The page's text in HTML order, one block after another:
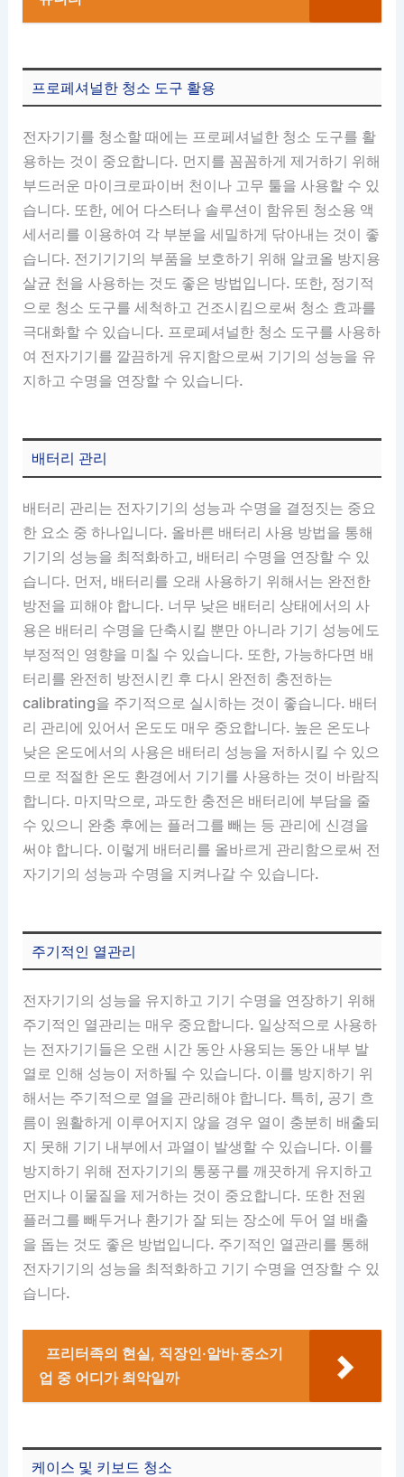
프로페셔널한 청소 도구 활용
전자기기를 청소할 때에는 프로페셔널한 청소 도구를 활
용하는 것이 중요합니다. 먼지를 꼼꼼하게 제거하기 위해
부드러운 마이크로파이버 천이나 고무 툴을 사용할 수 있
습니다. 또한, 에어 다스터나 솔루션이 함유된 청소용 액
세서리를 이용하여 각 부분을 세밀하게 닦아내는 것이 좋
습니다. 전기기기의 부품을 보호하기 위해 알코올 방지용
살균 천을 사용하는 것도 좋은 방법입니다. 또한, 정기적
으로 청소 도구를 세척하고 건조시킴으로써 청소 효과를
극대화할 수 있습니다. 프로페셔널한 청소 도구를 사용하
여 전자기기를 깔끔하게 유지함으로써 기기의 성능을 유
지하고 수명을 연장할 수 있습니다.
배터리 관리
배터리 관리는 전자기기의 성능과 수명을 결정짓는 중요
한 요소 중 하나입니다. 올바른 배터리 사용 방법을 통해
기기의 성능을 최적화하고, 배터리 수명을 연장할 수 있
습니다. 먼저, 배터리를 오래 사용하기 위해서는 완전한
방전을 피해야 합니다. 너무 낮은 배터리 상태에서의 사
용은 배터리 수명을 단축시킬 뿐만 아니라 기기 성능에도
부정적인 영향을 미칠 수 있습니다. 또한, 가능하다면 배
터리를 완전히 방전시킨 후 다시 완전히 충전하는
calibrating을 주기적으로 실시하는 것이 좋습니다. 배터
리 관리에 있어서 온도도 매우 중요합니다. 높은 온도나
낮은 온도에서의 사용은 배터리 성능을 저하시킬 수 있으
므로 적절한 온도 환경에서 기기를 사용하는 것이 바람직
합니다. 마지막으로, 과도한 충전은 배터리에 부담을 줄
수 있으니 완충 후에는 플러그를 빼는 등 관리에 신경을
써야 합니다. 이렇게 배터리를 올바르게 관리함으로써 전
자기기의 성능과 수명을 지켜나갈 수 있습니다.
주기적인 열관리
전자기기의 성능을 유지하고 기기 수명을 연장하기 위해
주기적인 열관리는 매우 중요합니다. 일상적으로 사용하
는 전자기기들은 오랜 시간 동안 사용되는 동안 내부 발
열로 인해 성능이 저하될 수 있습니다. 이를 방지하기 위
해서는 주기적으로 열을 관리해야 합니다. 특히, 공기 흐
름이 원활하게 이루어지지 않을 경우 열이 충분히 배출되
지 못해 기기 내부에서 과열이 발생할 수 있습니다. 이를
방지하기 위해 전자기기의 통풍구를 깨끗하게 유지하고
먼지나 이물질을 제거하는 것이 중요합니다. 또한 전원
플러그를 빼두거나 환기가 잘 되는 장소에 두어 열 배출
을 돕는 것도 좋은 방법입니다. 주기적인 열관리를 통해
전자기기의 성능을 최적화하고 기기 수명을 연장할 수 있
습니다.
프리터족의 현실, 직장인·알바·중소기
업 중 어디가 최악일까
케이스 및 키보드 청소